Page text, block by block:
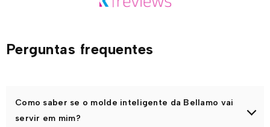
Perguntas frequentes
Como saber se o molde inteligente da Bellamo vai
servir em mim?